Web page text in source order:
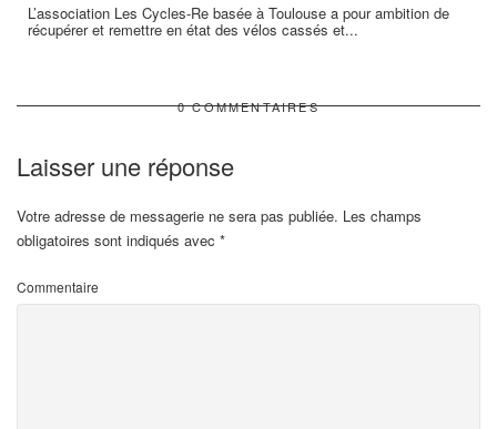
L’association Les Cycles-Re basée à Toulouse a pour ambition de
récupérer et remettre en état des vélos cassés et...
0 COMMENTAIRES
Laisser une réponse
Votre adresse de messagerie ne sera pas publiée. Les champs
obligatoires sont indiqués avec *
Commentaire